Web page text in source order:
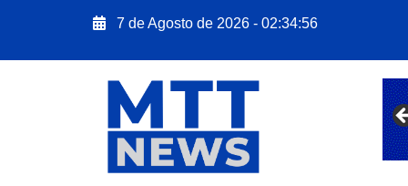
7 de Agosto de 2026 - 02:34:57